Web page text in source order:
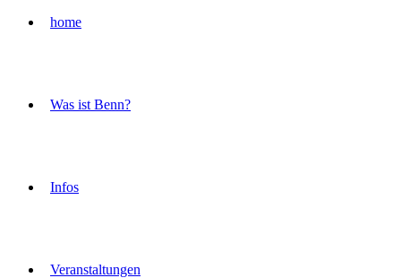
home
Was ist Benn?
Infos
Veranstaltungen